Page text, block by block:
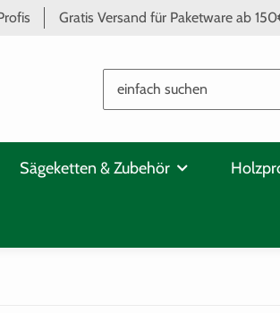
Gratis Versand für Paketware ab
Sägeketten & Zubehör